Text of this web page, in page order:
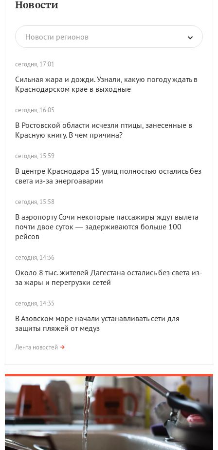
Новости
Новости регионов
сегодня, 17:01
Сильная жара и дожди. Узнали, какую погоду ждать в
Краснодарском крае в выходные
сегодня, 16:05
В Ростовской области исчезли птицы, занесенные в
Красную книгу. В чем причина?
сегодня, 15:59
В центре Краснодара 15 улиц полностью остались без
света из-за энергоаварии
сегодня, 15:58
В аэропорту Сочи некоторые пассажиры ждут вылета
почти двое суток — задерживаются больше 100
рейсов
сегодня, 14:36
Около 8 тыс. жителей Дагестана остались без света из-
за жары и перегрузки сетей
сегодня, 14:35
В Азовском море начали устанавливать сети для
защиты пляжей от медуз
Лента новостей